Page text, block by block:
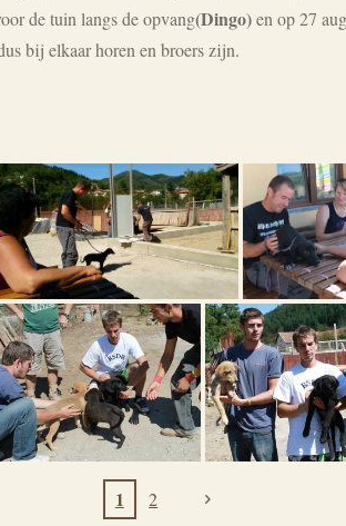
de tuin langs de opvang(Dingo)en op 27
bij elkaar horen en broers zijn.
1 2